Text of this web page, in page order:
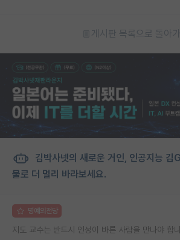
게시판 목록으로 돌아가
김박사넷의 새로운 거인, 인공지능 김
물로 더 멀리 바라보세요.
명예의전당
지도 교수는 반드시 인성이 바른 사람을 만나야 합니